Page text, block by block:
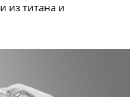
из титана и